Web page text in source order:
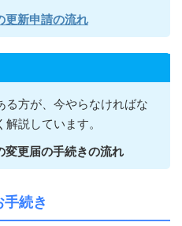
更新申請の流れ
る方が 、今やらなければな
説しています。
変更届の手続きの流れ
続き